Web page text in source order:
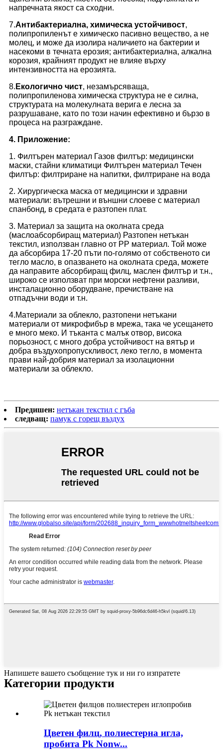
напречната якост са сходни.
7.Антибактериална, химическа устойчивост,
полипропиленът е химическо пасивно вещество, а не
молец, и може да изолира наличието на бактерии и
насекоми в течната ерозия; антибактериална, алкална
корозия, крайният продукт не влияе върху
интензивността на ерозията.
8. Екологично чист, незамърсяваща,
полипропиленова химическа структура не е силна,
структурата на молекулната верига е лесна за
разрушаване, като по този начин ефективно и бързо в
процеса на разграждане.
4. Приложение:
1. Филтърен материал Газов филтър: медицински
маски, стайни климатици Филтърен материал Течен
филтър: филтриране на напитки, филтриране на вода
2. Хирургическа маска от медицински и здравни
материали: вътрешни и външни слоеве с материал
спанбонд, в средата е разтопен плат.
3. Материал за защита на околната среда
(маслоабсорбиращ материал) Разтопен нетъкан
текстил, използван главно от PP материал. Той може
да абсорбира 17-20 пъти по-голямо от собственото си
тегло масло, в опазването на околната среда, можете
да направите абсорбиращ филц, маслен филтър и т.н.,
широко се използват при морски нефтени разливи,
инсталационно оборудване, пречистване на
отпадъчни води и т.н.
4.Материали за облекло, разтопени нетъкани
материали от микрофибър в мрежа, така че усещането
е много меко. И тъканта с малък отвор, висока
порьозност, с много добра устойчивост на вятър и
добра въздухопропускливост, леко тегло, в момента
прави най-добрия материал за изолационни
материали за облекло.
Предишен: нетъкан текстил с гъба
следващ: памук с горещ въздух
Напишете вашето съобщение тук и ни го изпратете
Категории продукти
Цветен филц, полиестерна игла,
пробита Pk Nonw...